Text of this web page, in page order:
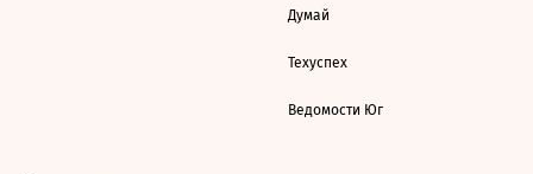
Думай
Техуспех
Ведомости Юг